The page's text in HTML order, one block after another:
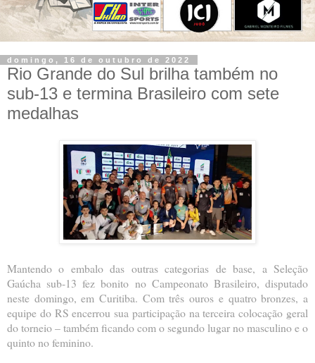
domingo, 16 de outubro de 2022
Rio Grande do Sul brilha também no
sub-13 e termina Brasileiro com sete
medalhas
Mantendo o embalo das outras categorias de base, a Seleção
Gaúcha sub-13 fez bonito no Campeonato Brasileiro, disputado
neste domingo, em Curitiba. Com três ouros e quatro bronzes, a
equipe do RS encerrou sua participação na terceira colocação geral
do torneio – também ficando com o segundo lugar no masculino e o
quinto no feminino.